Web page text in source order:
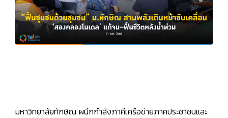
มหาวิทยาลัยทักษิณ ผนึกกำลังภาคีเครือข่ายภาคประชาชนและ